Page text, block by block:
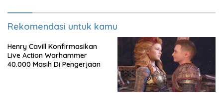
Rekomendasi untuk kamu
Henry Cavill Konfirmasikan
Live Action Warhammer
40.000 Masih Di Pengerjaan